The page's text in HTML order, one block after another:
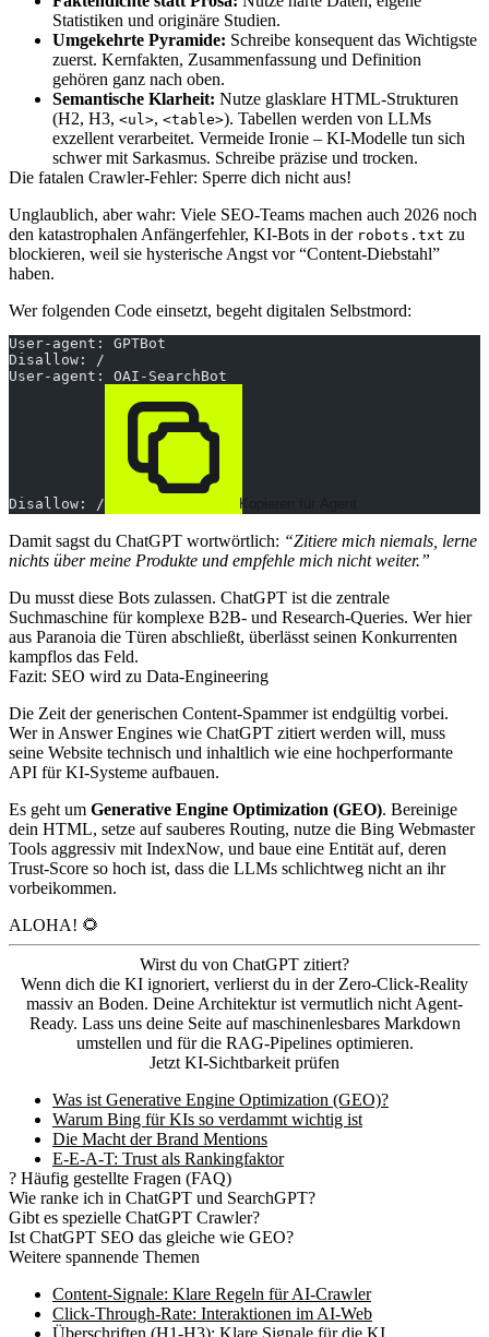
Statistiken und originäre Studien.
Umgekehrte Pyramide: Schreibe konsequent das Wichtigste
zuerst. Kernfakten, Zusammenfassung und Definition
gehören ganz nach oben.
Semantische Klarheit: Nutze glasklare HTML-Strukturen
(H2, H3, <ul>, <table>). Tabellen werden von LLMs
exzellent verarbeitet. Vermeide Ironie – KI-Modelle tun sich
schwer mit Sarkasmus. Schreibe präzise und trocken.
Die fatalen Crawler-Fehler: Sperre dich nicht aus!
Unglaublich, aber wahr: Viele SEO-Teams machen auch 2026 noch
den katastrophalen Anfängerfehler, KI-Bots in der robots.txt zu
blockieren, weil sie hysterische Angst vor “Content-Diebstahl”
haben.
Wer folgenden Code einsetzt, begeht digitalen Selbstmord:
User-agent: GPTBot
Disallow: /
User-agent: OAI-SearchBot
Disallow: / Kopieren für Agent
Damit sagst du ChatGPT wortwörtlich: “Zitiere mich niemals, lerne
nichts über meine Produkte und empfehle mich nicht weiter.”
Du musst diese Bots zulassen. ChatGPT ist die zentrale
Suchmaschine für komplexe B2B- und Research-Queries. Wer hier
aus Paranoia die Türen abschließt, überlässt seinen Konkurrenten
kampflos das Feld.
Fazit: SEO wird zu Data-Engineering
Die Zeit der generischen Content-Spammer ist endgültig vorbei.
Wer in Answer Engines wie ChatGPT zitiert werden will, muss
seine Website technisch und inhaltlich wie eine hochperformante
API für KI-Systeme aufbauen.
Es geht um Generative Engine Optimization (GEO). Bereinige
dein HTML, setze auf sauberes Routing, nutze die Bing Webmaster
Tools aggressiv mit IndexNow, und baue eine Entität auf, deren
Trust-Score so hoch ist, dass die LLMs schlichtweg nicht an ihr
vorbeikommen.
ALOHA! 🌻
Wirst du von ChatGPT zitiert?
Wenn dich die KI ignoriert, verlierst du in der Zero-Click-Reality
massiv an Boden. Deine Architektur ist vermutlich nicht Agent-
Ready. Lass uns deine Seite auf maschinenlesbares Markdown
umstellen und für die RAG-Pipelines optimieren.
Jetzt KI-Sichtbarkeit prüfen
Was ist Generative Engine Optimization (GEO)?
Warum Bing für KIs so verdammt wichtig ist
Die Macht der Brand Mentions
E-E-A-T: Trust als Rankingfaktor
? Häufig gestellte Fragen (FAQ)
Wie ranke ich in ChatGPT und SearchGPT?
Gibt es spezielle ChatGPT Crawler?
Ist ChatGPT SEO das gleiche wie GEO?
Weitere spannende Themen
Content-Signale: Klare Regeln für AI-Crawler
Click-Through-Rate: Interaktionen im AI-Web
Überschriften (H1-H3): Klare Signale für die KI